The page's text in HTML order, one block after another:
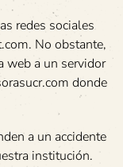
redes sociales
No obstante,
web a un servidor
donde
a un accidente
institución.